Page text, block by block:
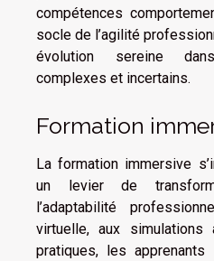
compétences
socle de l’agilité
évolution sereine
complexes et incertains.
Formation
La formation immersive
un levier de
l’adaptabilité
virtuelle, aux
pratiques, les apprenants